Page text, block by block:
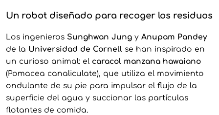
Un robot diseñado para recoger los residuos
Los ingenieros Sunghwan Jungy Anupam Pandey
de la Universidad de Cornellse han inspirado en
un curioso animal: el caracol manzana hawaiano
(Pomacea canaliculate), que utiliza el movimiento
ondulante de su pie para impulsar el flujo de la
superficie del agua y succionar las partículas
flotantes de comida.